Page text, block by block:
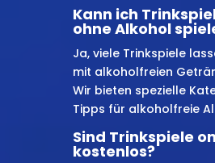
Kann ich
ohne Alkohol
Ja, viele Trinkspiele
mit alkoholfreien
Wir bieten spezielle
Tipps für alkoholfreie
Sind Trinkspiele
kostenlos?